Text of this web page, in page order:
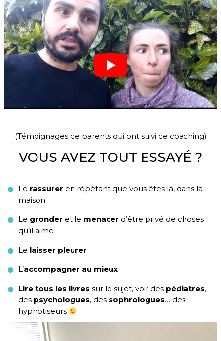
(Témoignages de parents qui ont suivi ce coaching)
VOUS AVEZ TOUT ESSAYÉ ?
Le rassurer en répétant que vous êtes là, dans la
maison
Le gronder et le menacer d’être privé de choses
qu’il aime
Le laisser pleurer
L’accompagner au mieux
Lire tous les livres sur le sujet, voir des pédiatres,
des psychologues, des sophrologues… des
hypnotiseurs